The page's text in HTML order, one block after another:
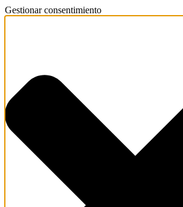
Gestionar consentimiento